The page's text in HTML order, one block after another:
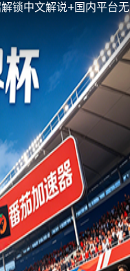
锁中文解说+国内平台无